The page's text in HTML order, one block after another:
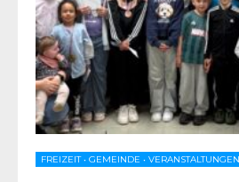
FREIZEIT• GEMEINDE • VERANSTALTUNGEN